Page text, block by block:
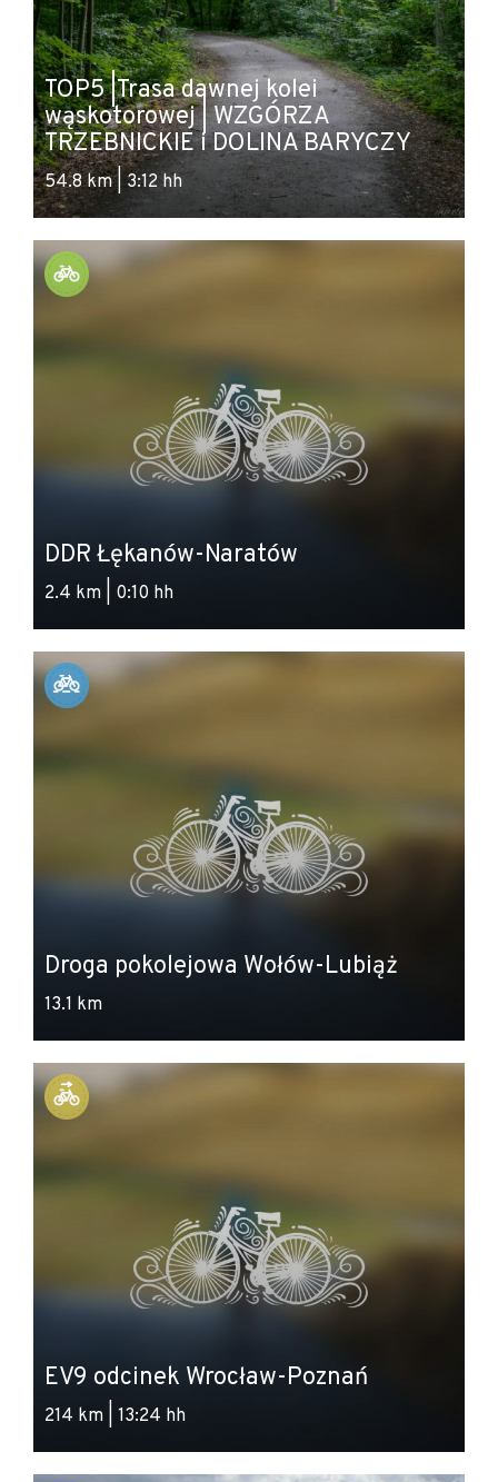
TOP5 |Trasa dawnej kolei
wąskotorowej ‪| WZGÓRZA
TRZEBNICKIE i DOLINA BARYCZY
54.8 km | 3:12 hh
DDR Łękanów-Naratów
2.4 km | 0:10 hh
Droga pokolejowa Wołów-Lubiąż
13.1 km
EV9 odcinek Wrocław-Poznań
214 km | 13:24 hh